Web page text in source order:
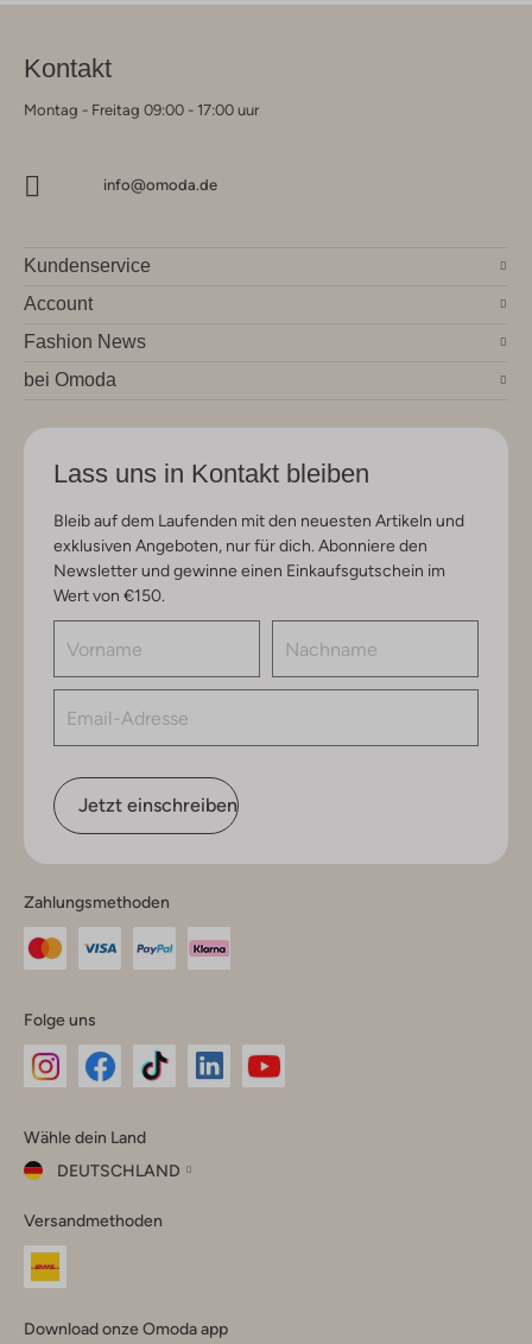
Kontakt
Montag - Freitag 09:00 - 17:00 uur
info@omoda.de
Kundenservice
Account
Fashion News
bei Omoda
Lass uns in Kontakt bleiben
Bleib auf dem Laufenden mit den neuesten Artikeln und
exklusiven Angeboten, nur für dich. Abonniere den
Newsletter und gewinne einen Einkaufsgutschein im
Wert von €150.
Jetzt einschreiben
Zahlungsmethoden
Folge uns
Instagram
Facebook
TikTok
Wähle dein Land
DEUTSCHLAND
dein
Land
Versandmethoden
Download onze Omoda app